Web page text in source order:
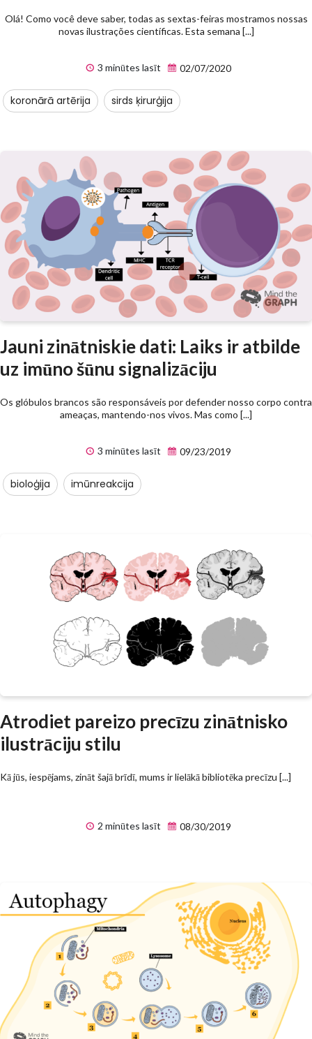
Olá! Como você deve saber, todas as sextas-feiras mostramos nossas
novas ilustrações científicas. Esta semana [...]
3 minūtes lasīt 02/07/2020
koronārā artērija sirds ķirurģija
Jauni zinātniskie dati: Laiks ir atbilde
uz imūno šūnu signalizāciju
Os glóbulos brancos são responsáveis por defender nosso corpo contra
ameaças, mantendo-nos vivos. Mas como [...]
3 minūtes lasīt 09/23/2019
bioloģija imūnreakcija
Atrodiet pareizo precīzu zinātnisko
ilustrāciju stilu
Kā jūs, iespējams, zināt šajā brīdī, mums ir lielākā bibliotēka precīzu [...]
2 minūtes lasīt 08/30/2019